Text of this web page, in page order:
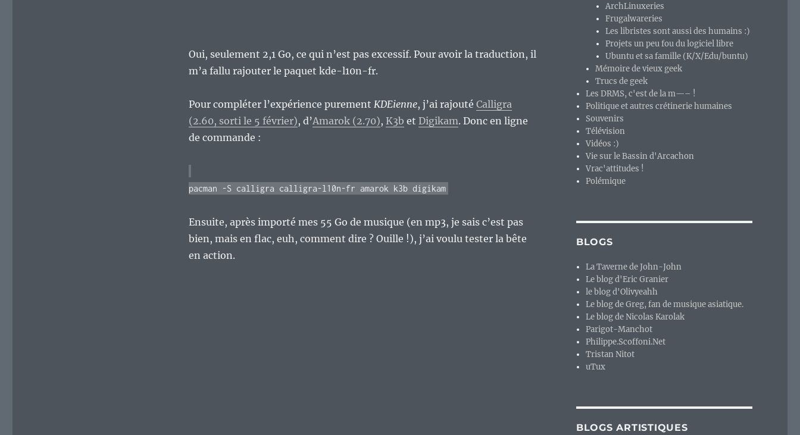
Oui, seulement 2,1 Go, ce qui n’est pas excessif. Pour avoir la traduction, il
m’a fallu rajouter le paquet kde-l10n-fr.
Pour compléter l’expérience purement KDEienne, j’ai rajouté Calligra
(2.60, sorti le 5 février), d’Amarok (2.70), K3b et Digikam. Donc en ligne
de commande :
pacman -S calligra calligra-l10n-fr amarok k3b digikam
Ensuite, après importé mes 55 Go de musique (en mp3, je sais c’est pas
bien, mais en flac, euh, comment dire ? Ouille !), j’ai voulu tester la bête
en action.
ArchLinuxeries
Frugalwareries
Les libristes sont aussi des humains :)
Projets un peu fou du logiciel libre
Ubuntu et sa famille (K/X/Edu/buntu)
Mémoire de vieux geek
Trucs de geek
Les DRMS, c'est de la m—– !
Politique et autres crétinerie humaines
Souvenirs
Télévision
Vidéos :)
Vie sur le Bassin d'Arcachon
Vrac'attitudes !
Polémique
BLOGS
La Taverne de John-John
Le blog d'Eric Granier
le blog d'Olivyeahh
Le blog de Greg, fan de musique asiatique.
Le blog de Nicolas Karolak
Parigot-Manchot
Philippe.Scoffoni.Net
Tristan Nitot
uTux
BLOGS ARTISTIQUES